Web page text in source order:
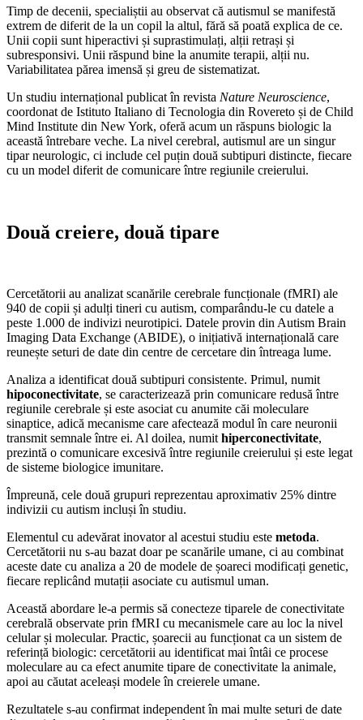
Timp de decenii, specialiștii au observat că autismul se manifestă
extrem de diferit de la un copil la altul, fără să poată explica de ce.
Unii copii sunt hiperactivi și suprastimulați, alții retrași și
subresponsivi. Unii răspund bine la anumite terapii, alții nu.
Variabilitatea părea imensă și greu de sistematizat.
Un studiu internațional publicat în revista Nature Neuroscience,
coordonat de Istituto Italiano di Tecnologia din Rovereto și de Child
Mind Institute din New York, oferă acum un răspuns biologic la
această întrebare veche. La nivel cerebral, autismul are un singur
tipar neurologic, ci include cel puțin două subtipuri distincte, fiecare
cu un model diferit de comunicare între regiunile creierului.
Două creiere, două tipare
Cercetătorii au analizat scanările cerebrale funcționale (fMRI) ale
940 de copii și adulți tineri cu autism, comparându-le cu datele a
peste 1.000 de indivizi neurotipici. Datele provin din Autism Brain
Imaging Data Exchange (ABIDE), o inițiativă internațională care
reunește seturi de date din centre de cercetare din întreaga lume.
Analiza a identificat două subtipuri consistente. Primul, numit
hipoconectivitate, se caracterizează prin comunicare redusă între
regiunile cerebrale și este asociat cu anumite căi moleculare
sinaptice, adică mecanisme care afectează modul în care neuronii
transmit semnale între ei. Al doilea, numithiperconectivitate,
prezintă o comunicare excesivă între regiunile creierului și este legat
de sisteme biologice imunitare.
Împreună, cele două grupuri reprezentau aproximativ 25% dintre
indivizii cu autism incluși în studiu.
Elementul cu adevărat inovator al acestui studiu este metoda.
Cercetătorii nu s-au bazat doar pe scanările umane, ci au combinat
aceste date cu analiza a 20 de modele de șoareci modificați genetic,
fiecare replicând mutații asociate cu autismul uman.
Această abordare le-a permis să conecteze tiparele de conectivitate
cerebrală observate prin fMRI cu mecanismele care au loc la nivel
celular și molecular. Practic, șoarecii au funcționat ca un sistem de
referință biologic: cercetătorii au identificat mai întâi ce procese
moleculare au ca efect anumite tipare de conectivitate la animale,
apoi au căutat aceleași modele în creierele umane.
Rezultatele s-au confirmat independent în mai multe seturi de date